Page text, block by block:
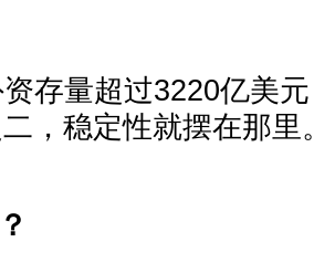
存量超过3220亿美
，稳定性就摆在那里